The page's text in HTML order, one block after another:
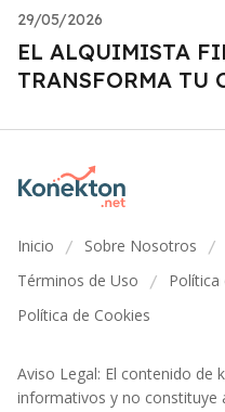
29/05/2026
EL ALQUIMISTA
TRANSFORMA TU
Inicio / Sobre Nosotros /
Términos de Uso / Política
Política de Cookies
Aviso Legal: El contenido de
informativos y no constituye